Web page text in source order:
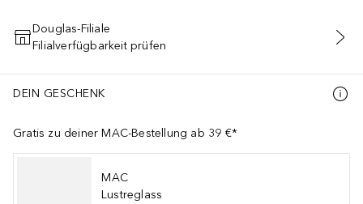
IN DEN WARENKORB
Douglas-Filiale
Filialverfügbarkeit prüfen
DEIN GESCHENK
Gratis zu deiner MAC-Bestellung ab 39 €*
MAC
Lustreglass